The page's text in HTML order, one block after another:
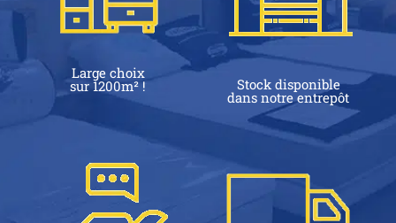
Large choix
sur 1200m² ! Stock disponible
dans notre entrepôt